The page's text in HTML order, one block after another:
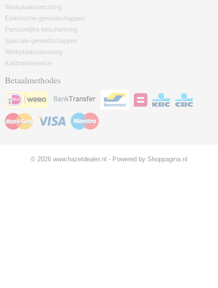
Werkplaatsinrichting
Elektrische-gereedschappen
Persoonlijke-bescherming
Speciale-gereedschappen
Werkplaatsuitrusting
Kalibratieservice
Betaalmethodes
© 2026 www.hazetdealer.nl - Powered by Shoppagina.nl